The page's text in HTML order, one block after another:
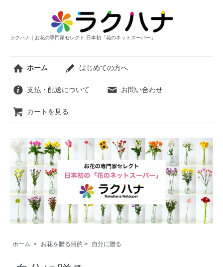
ラクハナ｜お花の専門家セレクト 日本初「花のネットスーパー」
ホーム はじめての方へ
支払・配送について お問い合わせ
カートを見る
ホーム > お花を贈る目的 > 自分に贈る